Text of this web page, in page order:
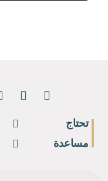
تحتاج
مساعدة